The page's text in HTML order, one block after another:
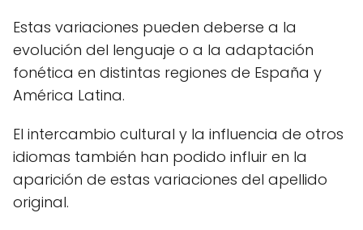
Estas variaciones pueden deberse a la
evolución del lenguaje o a la adaptación
fonética en distintas regiones de España y
América Latina.
El intercambio cultural y la influencia de otros
idiomas también han podido influir en la
aparición de estas variaciones del apellido
original.